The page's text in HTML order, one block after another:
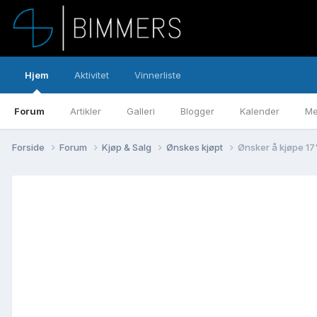
Hjem
Forum Artikler Galleri Blogger Kalender
Aktivitet Vinnerliste
Forside Forum Kjøp & Salg Ønskes kjøpt Ønsker å kjøpe